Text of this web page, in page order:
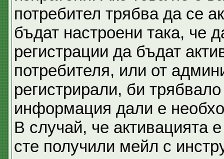
потребител трябва да се
бъдат настроени така, че
регистрации да бъдат
потребителя, или от
регистрирали, би
информация дали е
В случай, че активацията
сте получили мейл с